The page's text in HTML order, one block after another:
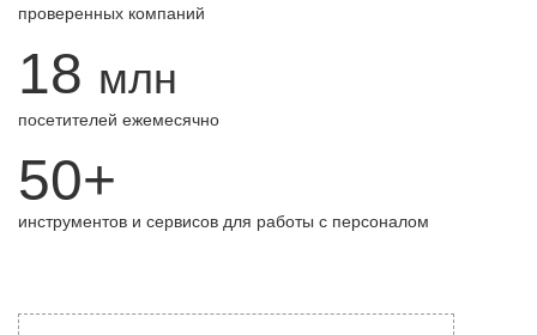
проверенных компаний
18 млн
посетителей ежемесячно
50+
инструментов и сервисов для работы с персоналом